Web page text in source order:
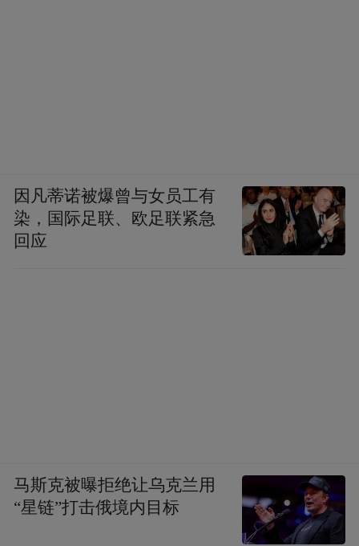
因凡蒂诺被爆曾与女员工有
染，国际足联、欧足联紧急
回应
马斯克被曝拒绝让乌克兰用
“星链”打击俄境内目标